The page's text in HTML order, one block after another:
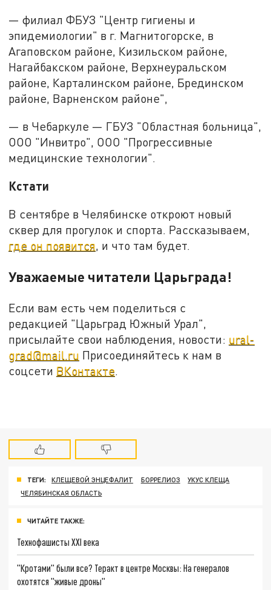
— филиал ФБУЗ "Центр гигиены и
эпидемиологии" в г. Магнитогорске, в
Агаповском районе, Кизильском районе,
Нагайбакском районе, Верхнеуральском
районе, Карталинском районе, Брединском
районе, Варненском районе",
— в Чебаркуле — ГБУЗ "Областная больница",
ООО "Инвитро", ООО "Прогрессивные
медицинские технологии".
Кстати
В сентябре в Челябинске откроют новый
сквер для прогулок и спорта. Рассказываем,
где он появится , и что там будет.
Уважаемые читатели Царьграда!
Если вам есть чем поделиться с
редакцией "Царьград Южный Урал",
присылайте свои наблюдения, новости: ural-
grad@mail.ru Присоединяйтесь к нам в
соцсети ВКонтакте
ТЕГИ: КЛЕЩЕВОЙ ЭНЦЕФАЛИТ БОРРЕЛИОЗ
УКУС КЛЕЩА
ЧЕЛЯБИНСКАЯ ОБЛАСТЬ
ЧИТАЙТЕ ТАКЖЕ:
Технофашисты XXI века
"Кротами" были все? Теракт в центре Москвы: На генералов
охотятся "живые дроны"